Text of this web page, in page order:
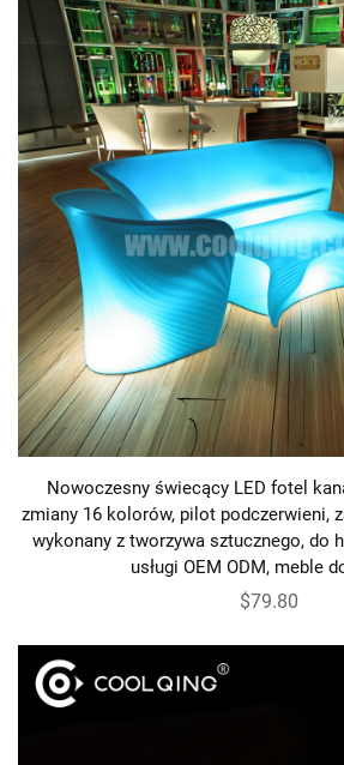
Nowoczesny świecący LED fotel
zmiany 16 kolorów, pilot podczerwieni,
wykonany z tworzywa sztucznego, do
usługi OEM ODM, meble
$79.80